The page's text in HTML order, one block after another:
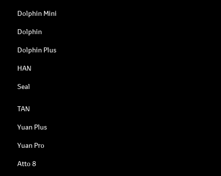
Dolphin Mini
Dolphin
Dolphin Plus
HAN
Seal
TAN
Yuan Plus
Yuan Pro
Atto 8